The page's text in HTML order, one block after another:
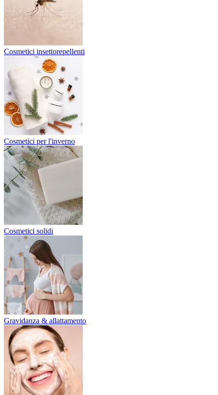
Cosmetici insettorepellenti
Cosmetici per l'inverno
Cosmetici solidi
Gravidanza & allattamento